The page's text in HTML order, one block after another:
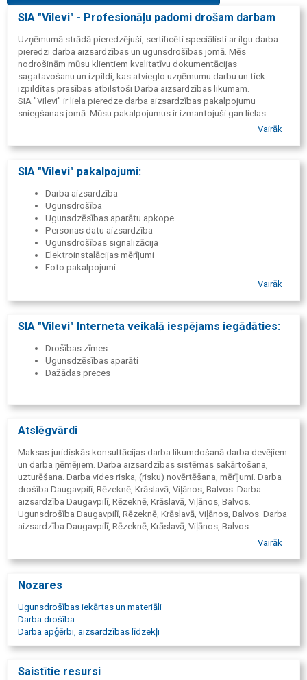
SIA "Vilevi" - Profesionāļu padomi drošam darbam
Uzņēmumā strādā pieredzējuši, sertificēti speciālisti ar ilgu darba
pieredzi darba aizsardzības un ugunsdrošības jomā. Mēs
nodrošinām mūsu klientiem kvalitatīvu dokumentācijas
sagatavošanu un izpildi, kas atvieglo uzņēmumu darbu un tiek
izpildītas prasības atbilstoši Darba aizsardzības likumam.
SIA "Vilevi" ir liela pieredze darba aizsardzības pakalpojumu
sniegšanas jomā. Mūsu pakalpojumus ir izmantojuši gan lielas
kompānijas, gan mazi un vidēji uzņēmumi dažādās darbības sfērās.
Vairāk
SIA "Vilevi" pakalpojumi:
Darba aizsardzība
Ugunsdrošība
Ugunsdzēsības aparātu apkope
Personas datu aizsardzība
Ugunsdrošības signalizācija
Elektroinstalācijas mērījumi
Foto pakalpojumi
Vairāk
SIA "Vilevi" Interneta veikalā iespējams iegādāties:
Drošības zīmes
Ugunsdzēsības aparāti
Dažādas preces
Atslēgvārdi
Maksas juridiskās konsultācijas darba likumdošanā darba devējiem
un darba ņēmējiem. Darba aizsardzības sistēmas sakārtošana,
uzturēšana. Darba vides riska, (risku) novērtēšana, mērījumi. Darba
drošība Daugavpilī, Rēzeknē, Krāslavā, Viļānos, Balvos. Darba
aizsardzība Daugavpilī, Rēzeknē, Krāslavā, Viļānos, Balvos.
Ugunsdrošība Daugavpilī, Rēzeknē, Krāslavā, Viļānos, Balvos. Darba
aizsardzība Daugavpilī, Rēzeknē, Krāslavā, Viļānos, Balvos.
Dokumentu, (instrukciju) izstrādāšana, darba drošība. Nelaimes
ārsts. Arodveselība. Darba vides iekšējās uzraudzības plānošana,
ugunsdrošība, elektrodrošība, (instrukcijas) instruktāžas. Darba
apraksti, evakuācijas plāni. Pirmās palīdzības aptieciņas.
Informatīvas uzlīmes. Kompetenta institūcija. Ugunsdrošības
signalizācijas, ugunsdzēsības
signalizācijas, ugunsdzēšamo aparātu tirdzniecība. Ugunsdzēšamo
ugunsdzēšamais aparāts. Dūmu detektori. Siltuma detektori. Darba
Vairāk
Nozares
Ugunsdrošības iekārtas un materiāli
Darba drošība
Darba apģērbi, aizsardzības līdzekļi
Saistītie resursi